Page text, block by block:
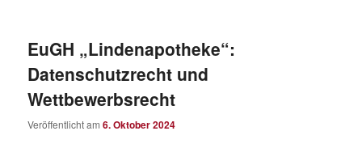
EuGH „Lindenapotheke“:
Datenschutzrecht und
Wettbewerbsrecht
Veröffentlicht am6. Oktober 2024